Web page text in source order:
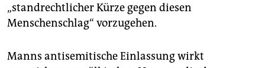
„standrechtlicher Kürze gegen diesen
Menschenschlag“ vorzugehen.
Manns antisemitische Einlassung wirkt